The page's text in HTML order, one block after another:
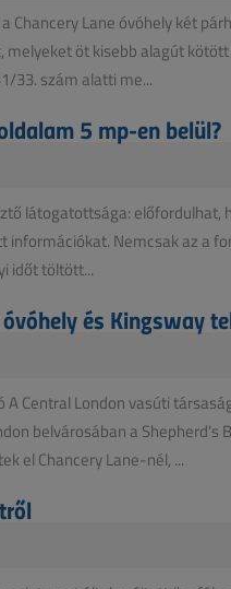
Chancery Lane óvóhely két
öt kisebb alagút
33. szám alatti me...
5 mp-en belül?
látogatottsága: előfordulhat,
Nemcsak az a
időt töltött...
és Kingsway
Central London vasúti
belvárosában a Shepherd's
el Chancery Lane-nél, ...